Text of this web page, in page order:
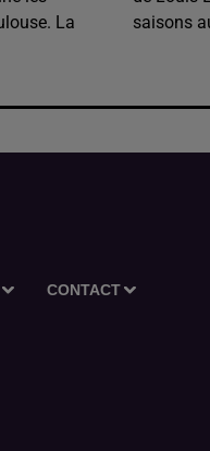
La
saisons
CONTACT